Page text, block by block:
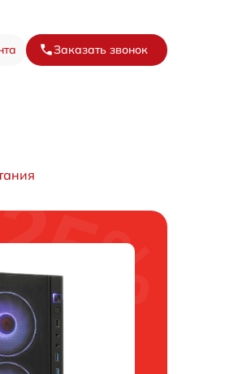
Заказать звонок